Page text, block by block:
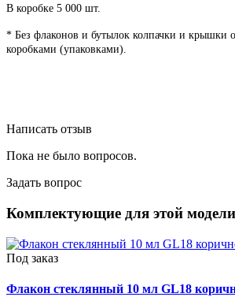
В коробке 5 000 шт.
* Без флаконов и бутылок колпачки и крышки
коробками (упаковками).
Написать отзыв
Пока не было вопросов.
Задать вопрос
Комплектующие для этой модели
Под заказ
Флакон стеклянный 10 мл GL18